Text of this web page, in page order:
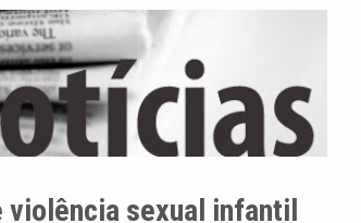
sexual infantil